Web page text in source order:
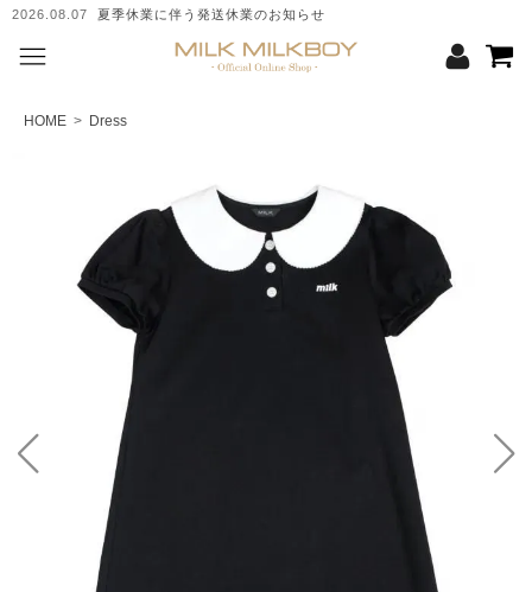
2026.08.07 夏季休業に伴う発送休業のお知らせ
HOME > Dress